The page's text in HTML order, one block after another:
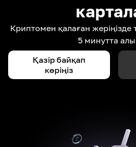
Криптомен қалаған жеріңізде
5 минутта
Қазір байқап
көріңіз